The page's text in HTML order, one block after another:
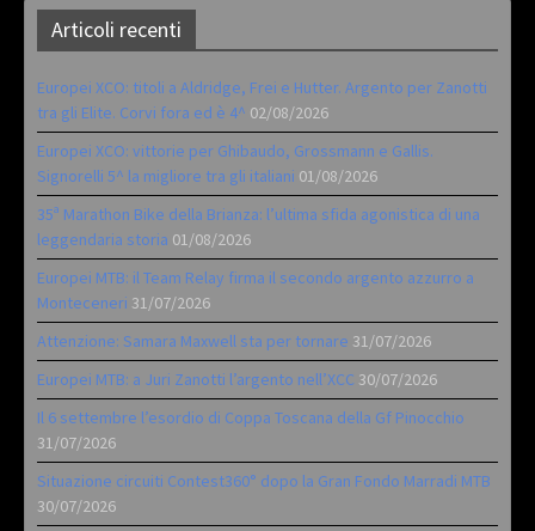
Articoli recenti
Europei XCO: titoli a Aldridge, Frei e Hutter. Argento per Zanotti
tra gli Elite. Corvi fora ed è 4^ 02/08/2026
Europei XCO: vittorie per Ghibaudo, Grossmann e Gallis.
Signorelli 5^ la migliore tra gli italiani 01/08/2026
35ª Marathon Bike della Brianza: l’ultima sfida agonistica di una
leggendaria storia 01/08/2026
Europei MTB: il Team Relay firma il secondo argento azzurro a
Monteceneri 31/07/2026
Attenzione: Samara Maxwell sta per tornare 31/07/2026
Europei MTB: a Juri Zanotti l’argento nell’XCC 30/07/2026
Il 6 settembre l’esordio di Coppa Toscana della Gf Pinocchio
31/07/2026
Situazione circuiti Contest360° dopo la Gran Fondo Marradi MTB
30/07/2026